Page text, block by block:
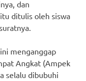
dan
ditulis oleh siswa
menganggap
Angkat (Ampek
selalu dibubuhi